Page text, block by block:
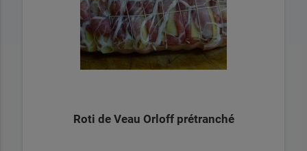
Roti de Veau Orloff prétranché